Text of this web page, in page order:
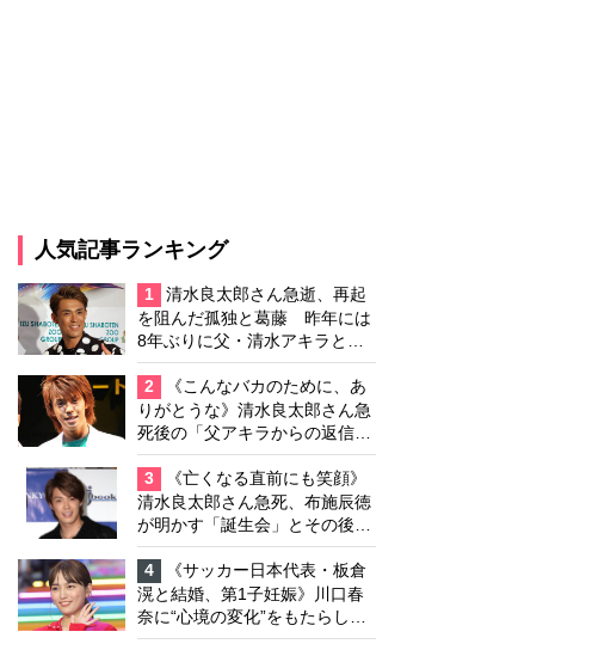
人気記事ランキング
1
清水良太郎さん急逝、再起
を阻んだ孤独と葛藤 昨年には
8年ぶりに父・清水アキラと共
演、本格的な活動再開に向かっ
ていたが…周囲が懸念していた
「不安定なところ」
2
《こんなバカのために、あ
りがとうな》清水良太郎さん急
死後の「父アキラからの返信」
布施辰徳が涙で明かす「順番が
違う」
3
《亡くなる直前にも笑顔》
清水良太郎さん急死、布施辰徳
が明かす「誕生会」とその後の
メッセージ
4
《サッカー日本代表・板倉
滉と結婚、第1子妊娠》川口春
奈に“心境の変化”をもたらした
主演映画『ママせか』 身を削